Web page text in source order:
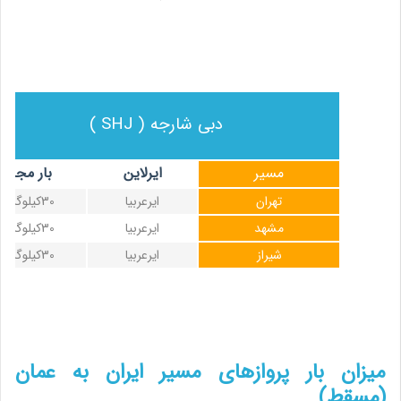
دبی شارجه ( SHJ )
بار مجاز ایرلاین مسیر
30کیلوگرم ایرعربیا
تهران
30کیلوگرم
ایرعربیا
مشهد
30کیلوگرم
ایرعربیا شیراز
میزان بار پروازهای مسیر ایران به عمان